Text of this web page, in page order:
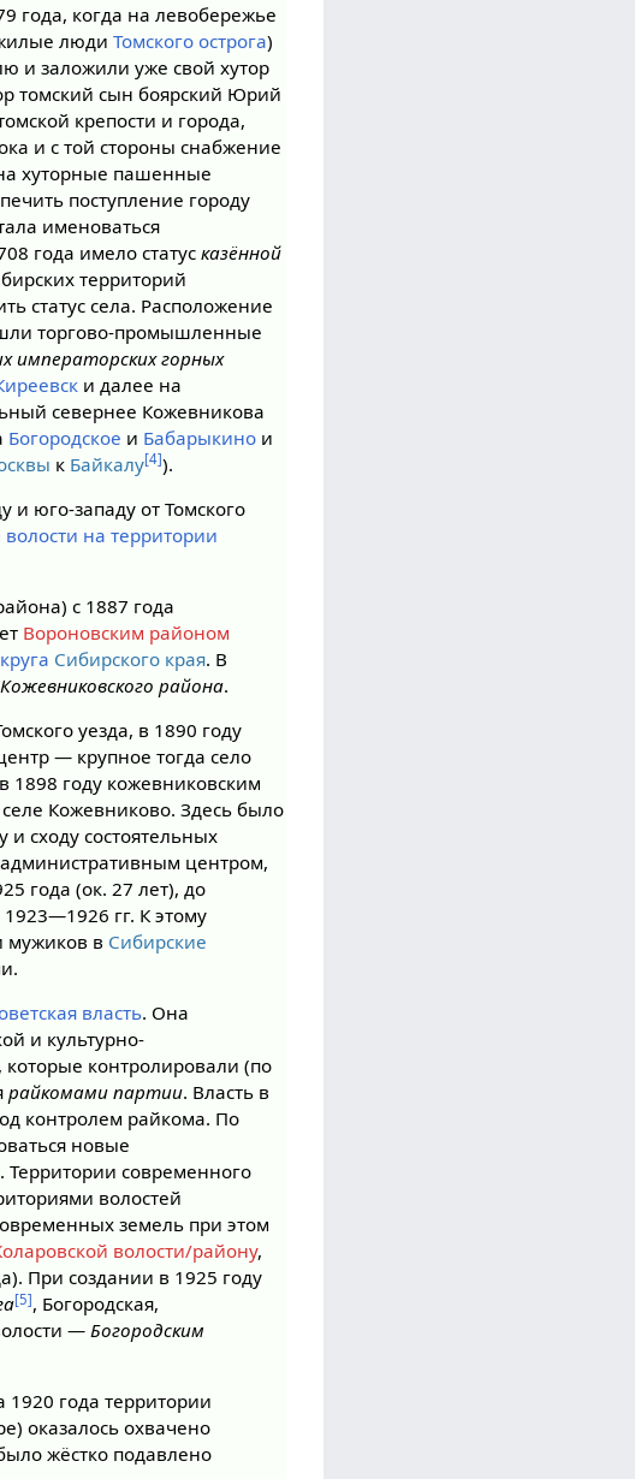
года, когда на левобережье
людиТомского острога)
и заложили уже свой хутор
томский сын боярский Юрий
крепости и города,
и с той стороны снабжение
хуторные пашенные
поступление городу
именоваться
года имело статусказённой
территорий
статус села. Расположение
шли торгово-промышленные
императорских горных
и далее на
севернее Кожевникова
Богородское и Бабарыкино и
к Байкалу[4]).
и юго-западу от Томского
на территории
с 1887 года
Вороновским районом
Сибирского края. В
Кожевниковского района.
уезда, в 1890 году
— крупное тогда село
1898 году кожевниковским
Кожевниково. Здесь было
и сходу состоятельных
центром,
года (ок. 27 лет), до
гг. К этому
мужиков в Сибирские
власть. Она
и культурно-
контролировали (по
райкомами партии. Власть в
контролем райкома. По
новые
современного
волостей
земель при этом
волости/району,
При создании в 1925 году
[5], Богородская,
—Богородским
года территории
оказалось охвачено
жёстко подавлено